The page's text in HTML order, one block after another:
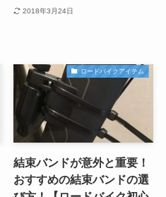
2018年3月24日
ロードバイクアイテム
結束バンドが意外と重要！
おすすめの結束バンドの選